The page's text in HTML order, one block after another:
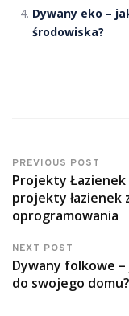
Dywany eko –
środowiska?
PREVIOUS POST
Projekty
projekty łazienek
oprogramowania
NEXT POST
Dywany folkowe
do swojego domu?